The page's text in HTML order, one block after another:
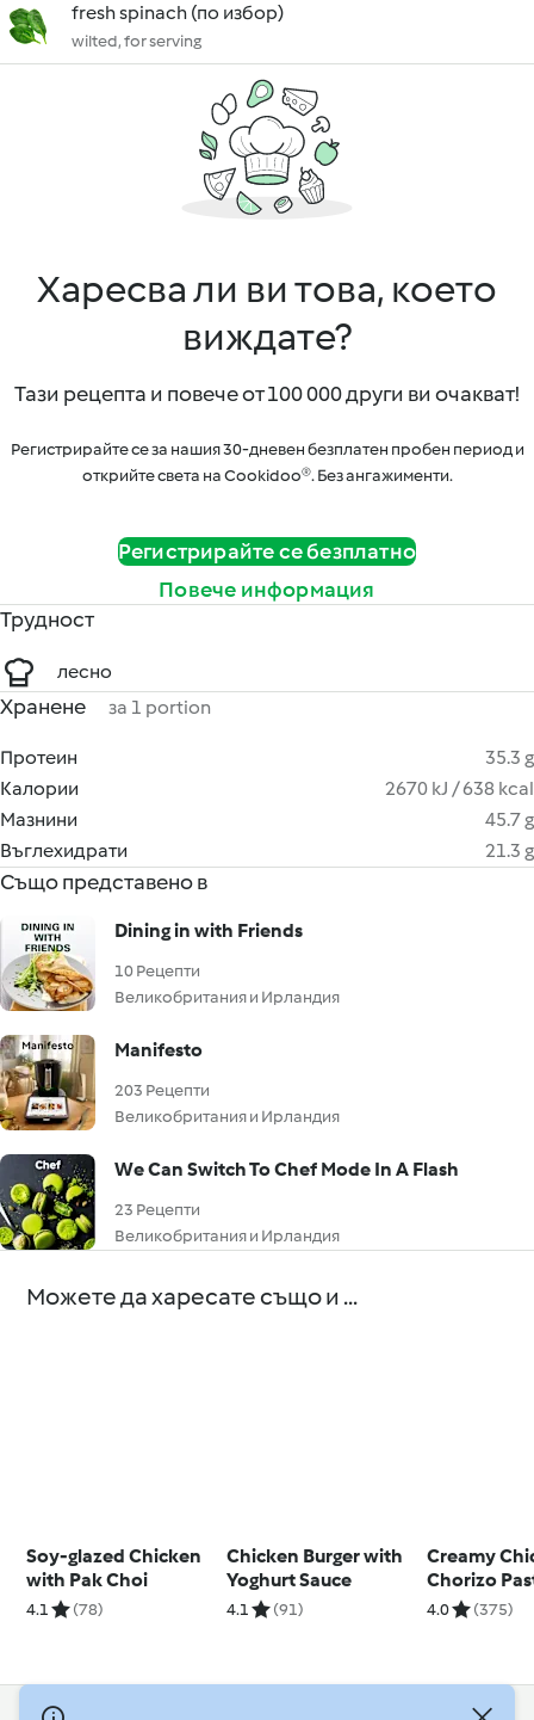
fresh spinach (по избор)
wilted, for serving
Харесва ли ви това, което
виждате?
Тази рецепта и повече от 100 000 други ви очакват!
Регистрирайте се за нашия 30-дневен безплатен пробен период и
открийте света на Cookidoo®. Без ангажименти.
Регистрирайте се безплатно
Повече информация
Трудност
лесно
Хранене за 1 portion
Протеин
35.3 g
Калории
2670 kJ / 638 kcal
Мазнини
45.7 g
Въглехидрати
21.3 g
Също представено в
Dining in with Friends
10 Рецепти
Великобритания и Ирландия
Manifesto
203 Рецепти
Великобритания и Ирландия
We Can Switch To Chef Mode In A Flash
23 Рецепти
Великобритания и Ирландия
Можете да харесате също и ...
Soy-glazed Chicken
with Pak Choi
4.1 (78)
Chicken Burger with
Yoghurt Sauce
4.1 (91)
Creamy
Chorizo
4.0 (375)